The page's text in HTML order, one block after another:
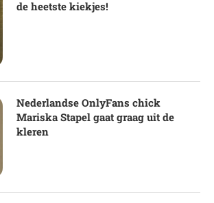
de heetste kiekjes!
Nederlandse OnlyFans chick
Mariska Stapel gaat graag uit de
kleren